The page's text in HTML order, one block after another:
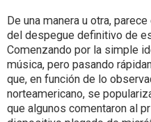
De una manera u otra,
del despegue definitivo de
Comenzando por la simple
música, pero pasando
que, en función de lo
norteamericano, se
que algunos comentaron al